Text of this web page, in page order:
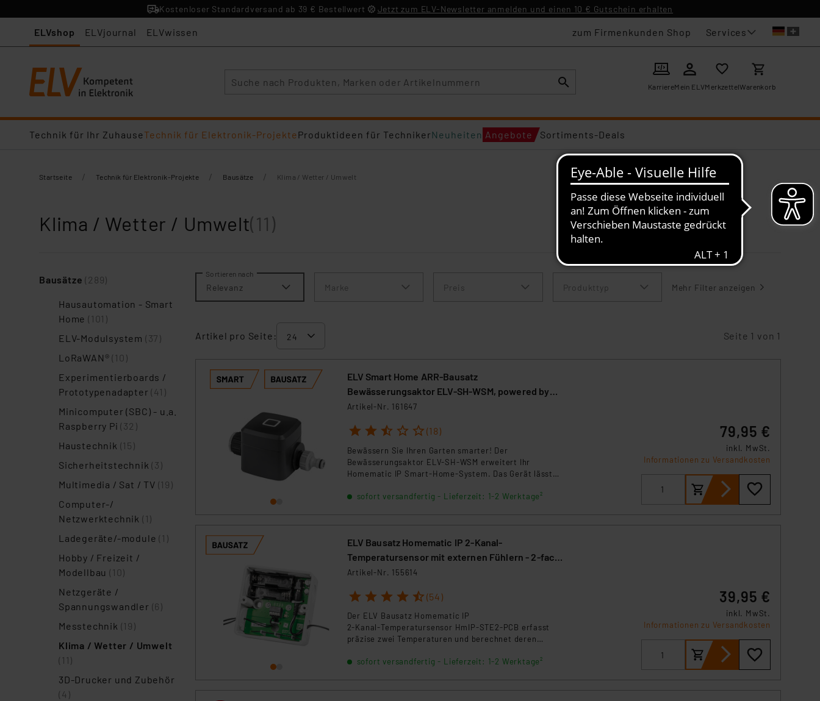
Kostenloser Standardversand ab 39 € Bestellwert Jetzt zum ELV-Newsletter anmelden und einen 10 € Gutschein erhalten
ELVshop ELVjournal ELVwissen zum Firmenkunden Shop Services
KarriereMein ELVMerkzettelWarenkorb
Technik für Ihr ZuhauseTechnik für Elektronik-ProjekteProduktideen für TechnikerNeuheiten Angebote Sortiments-Deals
Startseite / Technik für Elektronik-Projekte / Bausätze / Klima / Wetter / Umwelt
Klima / Wetter / Umwelt(11)
Bausätze(289)
Hausautomation - Smart
Home (101)
ELV-Modulsystem (37)
LoRaWAN®(10)
Experimentierboards /
Prototypenadapter(41)
Minicomputer (SBC) - u.a.
Raspberry Pi(32)
Haustechnik (15)
Sicherheitstechnik(3)
Multimedia / Sat / TV (19)
Computer-/
Netzwerktechnik (1)
Ladegeräte/-module(1)
Hobby / Freizeit /
Modellbau(10)
Netzgeräte /
Spannungswandler (6)
Messtechnik (19)
Klima / Wetter / Umwelt
(11)
3D-Drucker und Zubehör
(4)
Sortieren nach
Relevanz Marke Preis Produkttyp Mehr Filter anzeigen
Artikel pro Seite: Seite 1 von 1
ELV Smart Home ARR-Bausatz
Bewässerungsaktor ELV-SH-WSM, powered by
Homematic IP
Artikel-Nr. 161647
1 2 3 4 5 (18)
Bewässern Sie Ihren Garten smarter! Der
Bewässerungsaktor ELV-SH-WSM erweitert Ihr
Homematic IP Smart-Home-System. Das Gerät lässt
Montageaufwand an einem Wasserhahn montieren. Der
handelt es sich um einen Bausatz, der noch
zusammengebaut werden muss! Bitte prüfen Sie vor
Zoll-Gewinde für den Anschluss dieses
Bewässerungsaktors verfügt und die Schnellkupplung
¾-Zoll. Andernfalls ist ggf. ein passender Adapterring
aus dem Zubehör mitzubestellen.*****
sofort versandfertig - Lieferzeit: 1-2 Werktage²
79,95 €
inkl. MwSt.
Informationen zu Versandkosten
ELV Bausatz Homematic IP 2-Kanal-
Temperatursensor mit externen Fühlern - 2-fach,
HmIP-STE2-PCB
Artikel-Nr. 155614
1 2 3 4 5 (54)
Der ELV Bausatz Homematic IP
2‑Kanal‑Temperatursensor HmIP‑STE2‑PCB erfasst
präzise zwei Temperaturen und berechnet deren
Poolsteuerung. Die NTC-Fühler decken −50 °C bis
sofort versandfertig - Lieferzeit: 1-2 Werktage²
39,95 €
inkl. MwSt.
Informationen zu Versandkosten